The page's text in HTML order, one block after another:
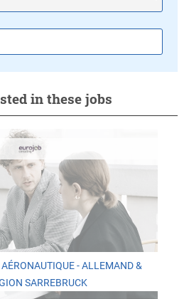
in these jobs
- ALLEMAND &
SARREBRUCK